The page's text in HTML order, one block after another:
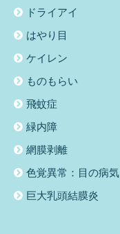
ドライアイ
はやり目
ケイレン
ものもらい
飛蚊症
緑内障
網膜剥離
色覚異常：目の病気
巨大乳頭結膜炎